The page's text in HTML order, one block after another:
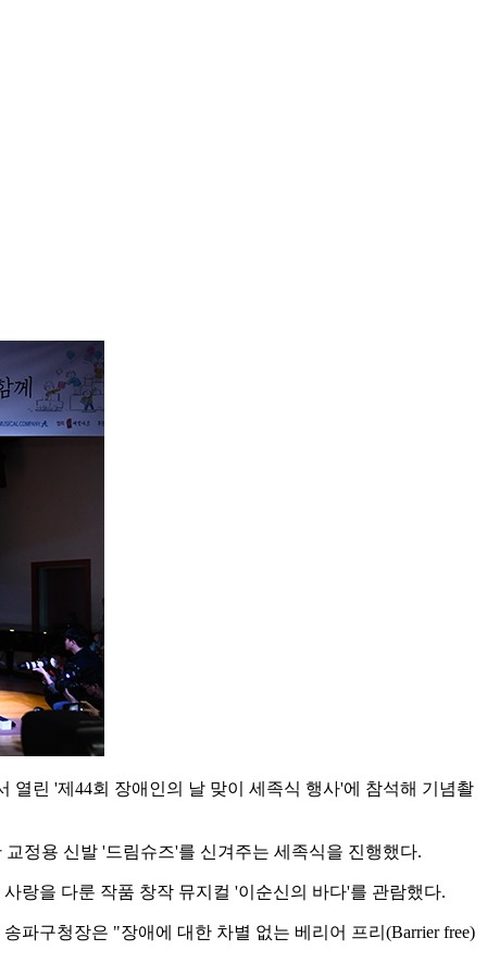
린 '제44회 장애인의 날 맞이 세족식 행사'에 참석해 기념촬
정용 신발 '드림슈즈'를 신겨주는 세족식을 진행했다.
랑을 다룬 작품 창작 뮤지컬 '이순신의 바다'를 관람했다.
파구청장은 "장애에 대한 차별 없는 베리어 프리(Barrier free)